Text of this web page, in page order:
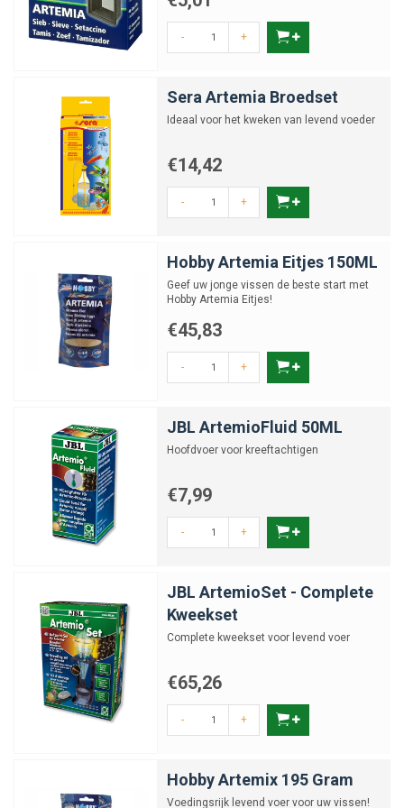
wil bijleren over natuurlijke voeding.
- +
Sera Artemia Broedset
Ideaal voor het kweken van levend voeder
€14,42
- +
Hobby Artemia Eitjes 150ML
Geef uw jonge vissen de beste start met
Hobby Artemia Eitjes!
€45,83
- +
JBL ArtemioFluid 50ML
Hoofdvoer voor kreeftachtigen
€7,99
- +
JBL ArtemioSet - Complete
Kweekset
Complete kweekset voor levend voer
€65,26
- +
Hobby Artemix 195 Gram
Voedingsrijk levend voer voor uw vissen!